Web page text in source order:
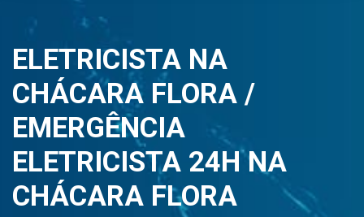
ELETRICISTA NA
CHÁCARA FLORA /
EMERGÊNCIA
ELETRICISTA 24H NA
CHÁCARA FLORA